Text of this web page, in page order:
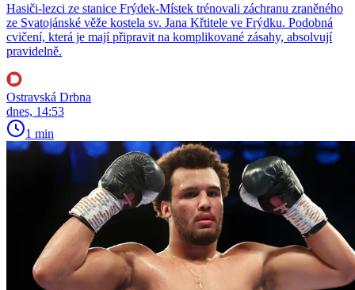
Hasiči-lezci ze stanice Frýdek-Místek trénovali záchranu zraněného
ze Svatojánské věže kostela sv. Jana Křtitele ve Frýdku. Podobná
cvičení, která je mají připravit na komplikované zásahy, absolvují
pravidelně.
Ostravská Drbna
dnes, 14:53
1 min